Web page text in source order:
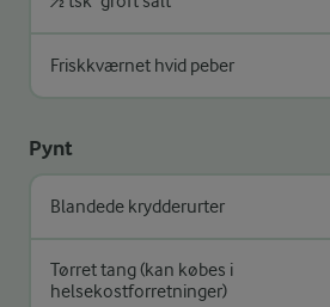
Friskkværnet hvid peber
Pynt
Blandede krydderurter
Tørret tang (kan købes i
helsekostforretninger)